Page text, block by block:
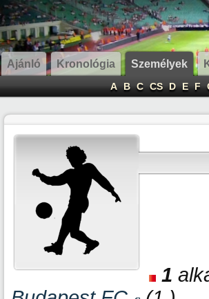
Ajánló Kronológia Személyek
A B C CS D E F
1